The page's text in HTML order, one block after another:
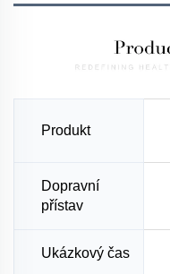
Produkt
Dopravní
přístav
Ukázkový čas